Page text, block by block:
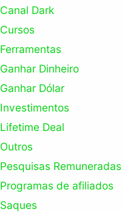
Canal Dark
Cursos
Ferramentas
Ganhar Dinheiro
Ganhar Dólar
Investimentos
Lifetime Deal
Outros
Pesquisas Remuneradas
Programas de afiliados
Saques